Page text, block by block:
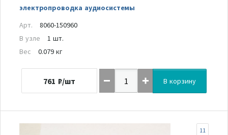
электропроводка аудиосистемы
Арт.
8060-150960
В узле
1 шт.
Вес
0.079 кг
761 ₽/шт В корзину
11